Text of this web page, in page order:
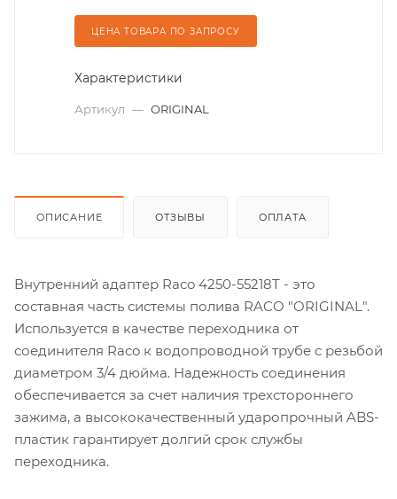
ЦЕНА ТОВАРА ПО ЗАПРОСУ
Характеристики
Артикул — ORIGINAL
ОПИСАНИЕ ОТЗЫВЫ ОПЛАТА
Внутренний адаптер Raco 4250-55218T - это
составная часть системы полива RACO "ORIGINAL".
Используется в качестве переходника от
соединителя Raco к водопроводной трубе с резьбой
диаметром 3/4 дюйма. Надежность соединения
обеспечивается за счет наличия трехстороннего
зажима, а высококачественный ударопрочный ABS-
пластик гарантирует долгий срок службы
переходника.